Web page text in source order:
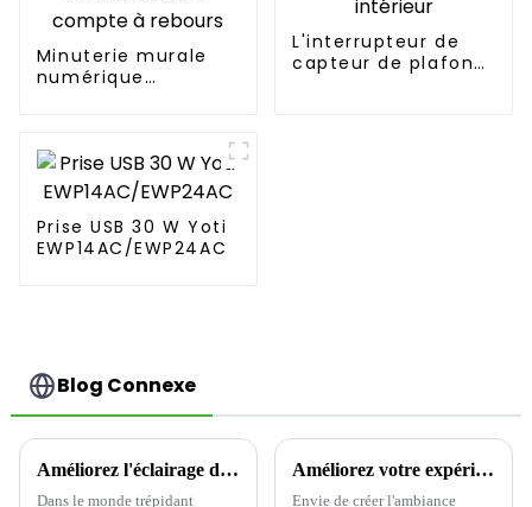
Minuterie murale
numérique
L'interrupteur de
capteur de plafond
Prise USB 30 W Yoti
EWP14AC/EWP24AC
Blog Connexe
Améliorez l'éclairage de votre maison avec des interrupteurs intelligents
Dans le monde trépidant
Améliorez votre expérience d'éclairage domestique avec des variateurs d'intensité
Envie de créer l'ambiance